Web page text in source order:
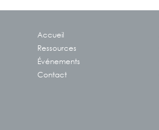
Accueil
Ressources
Événements
Contact